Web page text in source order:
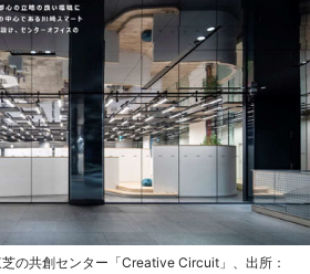
の共創センター「Creative Circuit」、出所：